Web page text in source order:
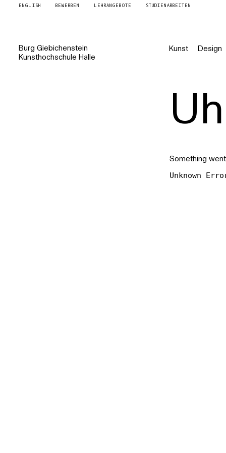
ENGLISH BEWERBEN LEHRANGEBOTE STUDIENARBEITEN
Burg Giebichenstein
Kunsthochschule Halle
Kunst Design
Something
Unknown